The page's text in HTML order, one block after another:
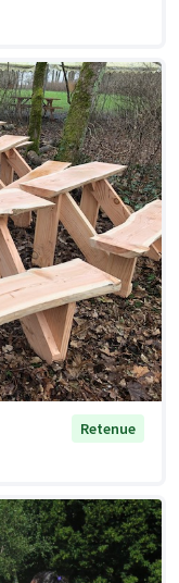
Retenue